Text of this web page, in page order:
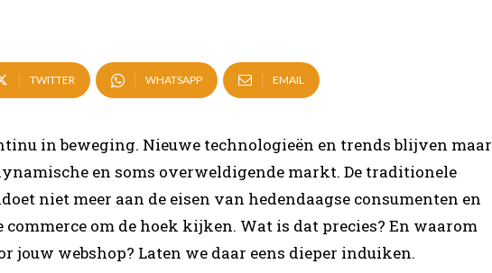
TWITTER WHATSAPP EMAIL
in beweging. Nieuwe technologieën en trends blijven maar
en soms overweldigende markt. De traditionele
niet meer aan de eisen van hedendaagse consumenten en
om de hoek kijken. Wat is dat precies? En waarom
jouw webshop? Laten we daar eens dieper induiken.